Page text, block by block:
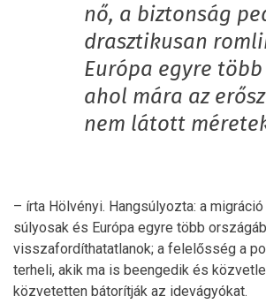
nő, a biztonság
drasztikusan
Európa egyre
ahol mára az
nem látott
– írta Hölvényi. Hangsúlyozta: a
súlyosak és Európa egyre több
visszafordíthatatlanok; a felelősség a
terheli, akik ma is beengedik és
közvetetten bátorítják az idevágyókat.